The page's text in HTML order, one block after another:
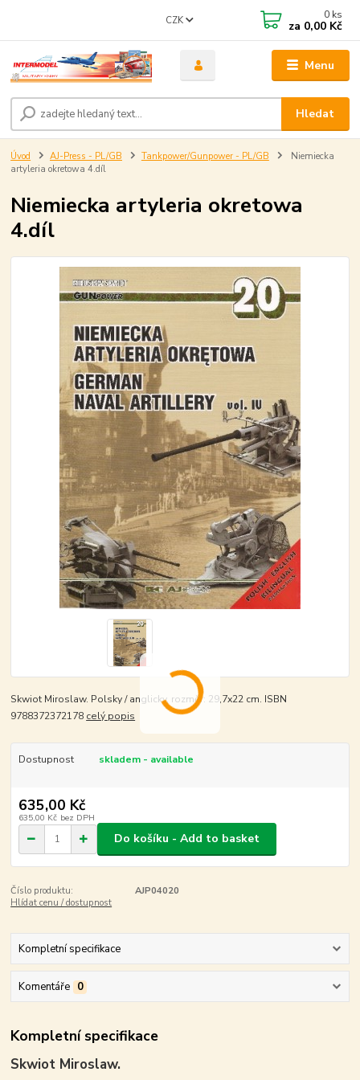
Menu
CZK
Hledat
0 ks
za 0,00 Kč
Úvod AJ-Press - PL/GB Tankpower/Gunpower - PL/GB
Niemiecka
artyleria okretowa 4.díl
Niemiecka artyleria okretowa
4.díl
Skwiot Miroslaw. Polsky / anglicky, rozměr: 29,7x22 cm. ISBN
9788372372178 celý popis
Dostupnost skladem - available
635,00 Kč
635,00 Kč bez DPH
Do košíku - Add to basket
Číslo produktu:
AJP04020
Hlídat cenu / dostupnost
Kompletní specifikace
Komentáře 0
Kompletní specifikace
Skwiot Miroslaw.